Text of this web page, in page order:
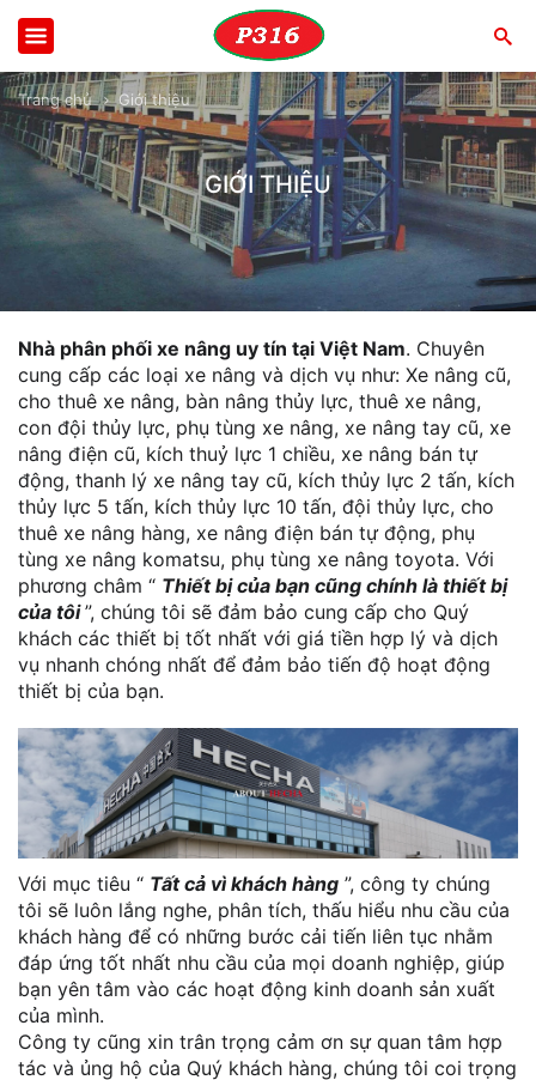
Trang chủ Giới thiệu
GIỚI THIỆU
Nhà phân phối xe nâng uy tín tại Việt Nam. Chuyên
cung cấp các loại xe nâng và dịch vụ như: Xe nâng cũ,
cho thuê xe nâng, bàn nâng thủy lực, thuê xe nâng,
con đội thủy lực, phụ tùng xe nâng, xe nâng tay cũ, xe
nâng điện cũ, kích thuỷ lực 1 chiều, xe nâng bán tự
động, thanh lý xe nâng tay cũ, kích thủy lực 2 tấn, kích
thủy lực 5 tấn, kích thủy lực 10 tấn, đội thủy lực, cho
thuê xe nâng hàng, xe nâng điện bán tự động, phụ
tùng xe nâng komatsu, phụ tùng xe nâng toyota. Với
phương châm “ Thiết bị của bạn cũng chính là thiết bị
của tôi”, chúng tôi sẽ đảm bảo cung cấp cho Quý
khách các thiết bị tốt nhất với giá tiền hợp lý và dịch
vụ nhanh chóng nhất để đảm bảo tiến độ hoạt động
thiết bị của bạn.
Với mục tiêu “ Tất cả vì khách hàng ”, công ty chúng
tôi sẽ luôn lắng nghe, phân tích, thấu hiểu nhu cầu của
khách hàng để có những bước cải tiến liên tục nhằm
đáp ứng tốt nhất nhu cầu của mọi doanh nghiệp, giúp
bạn yên tâm vào các hoạt động kinh doanh sản xuất
của mình.
Công ty cũng xin trân trọng cảm ơn sự quan tâm hợp
tác và ủng hộ của Quý khách hàng, chúng tôi coi trọng